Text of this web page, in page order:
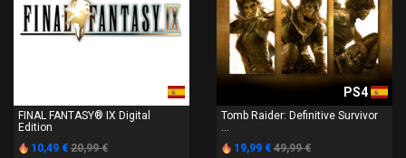
PS4
FINAL FANTASY® IX Digital
Edition
10,49 € 20,99 €
PS4
Tomb Raider: Definitive Survivor
...
19,99 € 49,99 €